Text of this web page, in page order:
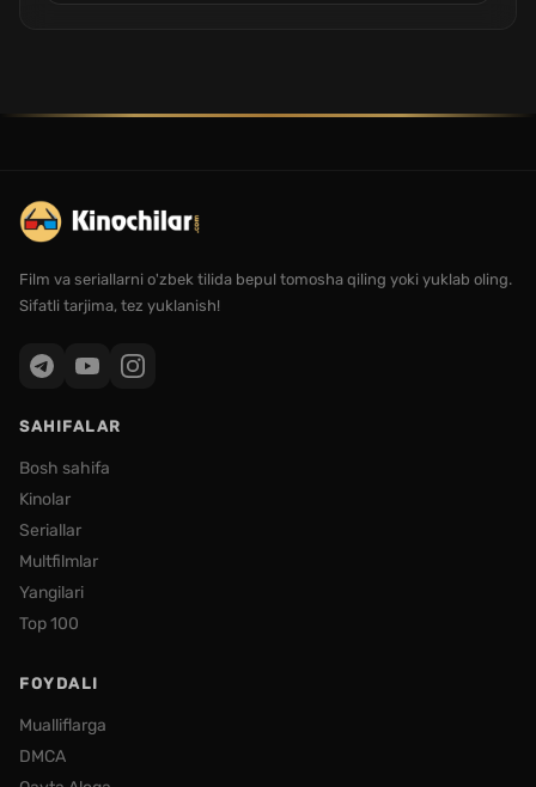
Film va seriallarni o'zbek tilida bepul tomosha qiling yoki yuklab oling.
Sifatli tarjima, tez yuklanish!
SAHIFALAR
Bosh sahifa
Kinolar
Seriallar
Multfilmlar
Yangilari
Top 100
FOYDALI
Mualliflarga
DMCA